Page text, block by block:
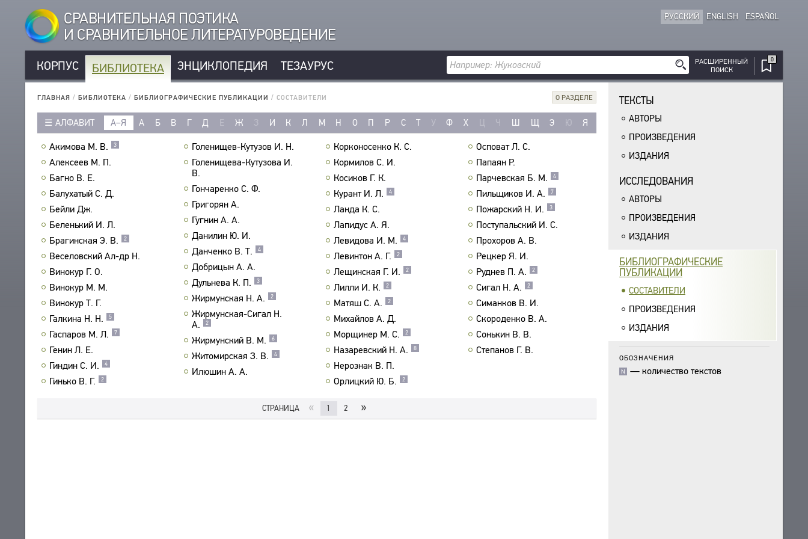
СРАВНИТЕЛЬНАЯ ПОЭТИКА
И СРАВНИТЕЛЬНОЕ ЛИТЕРАТУРОВЕДЕНИЕ
РУССКИЙ ENGLISH ESPAÑOL
КОРПУС БИБЛИОТЕКА ЭНЦИКЛОПЕДИЯ ТЕЗАУРУС
РАСШИРЕННЫЙ
ПОИСК
0
ГЛАВНАЯ / БИБЛИОТЕКА / БИБЛИОГРАФИЧЕСКИЕ ПУБЛИКАЦИИ / СОСТАВИТЕЛИ О РАЗДЕЛЕ
АЛФАВИТ А–Я А Б В Г Д Е Ж З И К Л М Н О П Р С Т У Ф Х Ц Ч Ш Щ Э Ю Я
Акимова М. В. 3
Алексеев М. П.
Багно В. Е.
Балухатый С. Д.
Бейли Дж.
Беленький И. Л.
Брагинская Э. В.
2
Веселовский Ал-др Н.
Винокур Г. О.
Винокур М. М.
Винокур Т. Г.
Галкина Н. Н.
5
Гаспаров М. Л. 7
Генин Л. Е.
Гиндин С. И.
4
Гинько В. Г. 2
Голенищев-Кутузов И. Н.
Голенищева-Кутузова И.
В.
Гончаренко С. Ф.
Григорян А.
Гугнин А. А.
Данилин Ю. И.
Данченко В. Т.
4
Добрицын А. А.
Дульнева К. П.
3
Жирмунская Н. А. 2
Жирмунская-Сигал Н.
А.
2
Жирмунский В. М. 6
Житомирская З. В. 4
Илюшин А. А.
Корконосенко К. С.
Кормилов С. И.
Косиков Г. К.
Курант И. Л.
4
Ланда К. С.
Лапидус А. Я.
Левидова И. М.
4
Левинтон А. Г. 2
Лещинская Г. И. 2
Лилли И. К. 2
Матяш С. А. 2
Михайлов А. Д.
Морщинер М. С.
2
Назаревский Н. А. 8
Нерознак В. П.
Орлицкий Ю. Б.
2
Осповат Л. С.
Папаян Р.
Парчевская Б. М.
4
Пильщиков И. А. 7
Пожарский Н. И. 3
Поступальский И. С.
Прохоров А. В.
Рецкер Я. И.
Руднев П. А.
2
Сигал Н. А. 2
Симанков В. И.
Скороденко В. А.
Сонькин В. В.
Степанов Г. В.
СТРАНИЦА « 1 2 »
ТЕКСТЫ
АВТОРЫ
ПРОИЗВЕДЕНИЯ
ИЗДАНИЯ
ИССЛЕДОВАНИЯ
АВТОРЫ
ПРОИЗВЕДЕНИЯ
ИЗДАНИЯ
БИБЛИОГРАФИЧЕСКИЕ
ПУБЛИКАЦИИ
СОСТАВИТЕЛИ
ПРОИЗВЕДЕНИЯ
ИЗДАНИЯ
ОБОЗНАЧЕНИЯ
N — количество текстов
КОРПУС
РУССКОЯЗЫЧНЫЕ ПРОИЗВЕДЕНИЯ
ИНОЯЗЫЧНЫЕ ПРОИЗВЕДЕНИЯ
МЕТРИКА
СТРОФИКА
ЯЗЫКИ
РЕЧЕВЫЕ ФОРМЫ
ТИПЫ
КОЛИЧЕСТВО ПЕРЕВОДОВ
БИБЛИОТЕКА
ТЕКСТЫ
АВТОРЫ
ПРОИЗВЕДЕНИЯ
ИЗДАНИЯ
ИССЛЕДОВАНИЯ
АВТОРЫ
ПРОИЗВЕДЕНИЯ
БИБЛИОГРАФИЧЕСКИЕ ПУБЛИКАЦИИ
СОСТАВИТЕЛИ
ПРОИЗВЕДЕНИЯ
ИЗДАНИЯ
СЛОВНИК
ВСЕ БИОСПРАВКИ
ПОЭТЫ
ТЕЗАУРУС
СТРУКТУРА
УКАЗАТЕЛЬ ТЕРМИНОВ
ПОИСК
КРАТКО О ПРОЕКТЕ